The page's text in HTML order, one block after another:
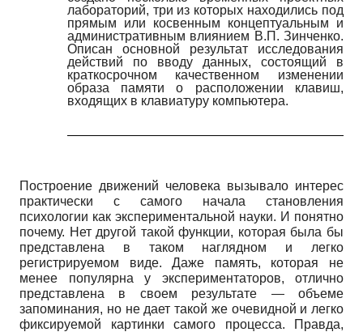
лабораторий, три из которых находились под
прямым или косвенным концептуальным и
административным влиянием В.П. Зинченко.
Описан основной результат исследования
действий по вводу данных, состоящий в
краткосрочном качественном изменении
образа памяти о расположении клавиш,
входящих в клавиатуру компьютера.
Построение движений человека вызывало интерес
практически с самого начала становления
психологии как экспериментальной науки. И понятно
почему. Нет другой такой функции, которая была бы
представлена в таком наглядном и легко
регистрируемом виде. Даже память, которая не
менее популярна у экспериментаторов, отлично
представлена в своем результате — объеме
запоминания, но не дает такой же очевидной и легко
фиксируемой картинки самого процесса. Правда,